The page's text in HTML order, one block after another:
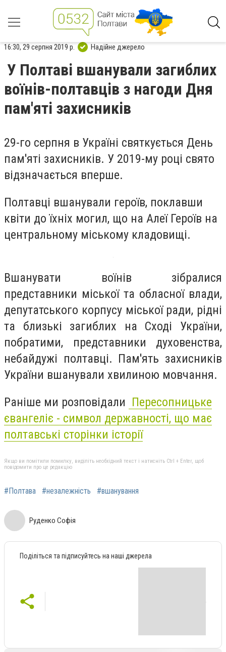
16:30, 29 серпня 2019 р. Надійне джерело
У Полтаві вшанували загиблих
воїнів-полтавців з нагоди Дня
пам'яті захисників
29-го серпня в Україні святкується День
пам'яті захисників. У 2019-му році свято
відзначається вперше.
Полтавці вшанували героїв, поклавши
квіти до їхніх могил, що на Алеї Героїв на
центральному міському кладовищі.
Вшанувати воїнів зібралися
представники міської та обласної влади,
депутатського корпусу міської ради, рідні
та близькі загиблих на Сході України,
побратими, представники духовенства,
небайдужі полтавці. Пам'ять захисників
України вшанували хвилиною мовчання.
Раніше ми розповідали Пересопницьке
євангеліє - символ державності, що має
полтавські сторінки історії
Якщо ви помітили помилку, виділіть необхідний текст і натисніть Ctrl + Enter, щоб
повідомити про це редакцію
#Полтава #незалежність #вшанування
Руденко Софія
Поділіться та підписуйтесь на наші джерела